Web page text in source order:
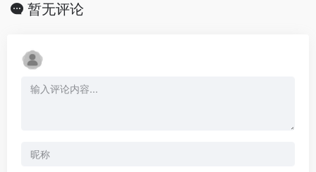
暂无评论